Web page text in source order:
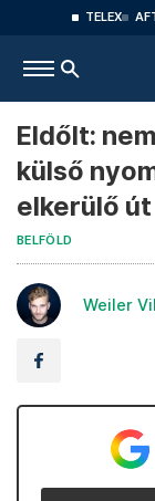
TELEX
Eldőlt:
külső
elkerülő út
BELFÖLD
Weiler